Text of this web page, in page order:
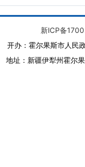
新ICP备
开办：霍尔果斯市人民
地址：新疆伊犁州霍